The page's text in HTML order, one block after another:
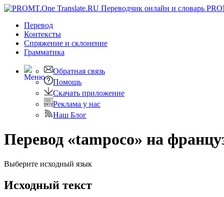
Перевод
Контексты
Спряжение и склонение
Грамматика
Обратная связь
Помощь
Скачать приложение
Реклама у нас
Наш Блог
Перевод «tampoco» на
Выберите исходный язык
Исходный текст